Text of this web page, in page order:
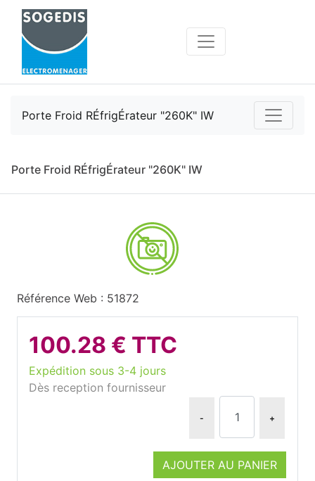
Porte Froid RÉfrigÉrateur "260K" IW
Porte Froid RÉfrigÉrateur "260K" IW
Référence Web : 51872
100.28 € TTC
Expédition sous 3-4 jours
Dès reception fournisseur
- +
AJOUTER AU PANIER